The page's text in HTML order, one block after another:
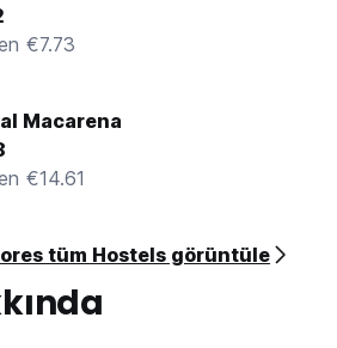
€7.73
Macarena
€14.61
tüm Hostels görüntüle